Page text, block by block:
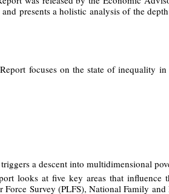
presents a holistic analysis of the
focuses on the state of inequality
a descent into multidimensional
looks at five key areas that influence
Survey (PLFS), National Family and